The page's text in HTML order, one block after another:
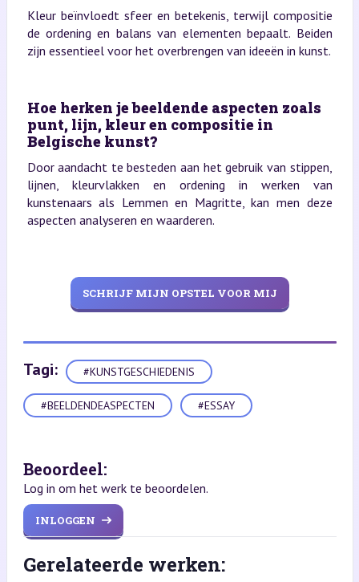
Kleur beïnvloedt sfeer en betekenis, terwijl compositie
de ordening en balans van elementen bepaalt. Beiden
zijn essentieel voor het overbrengen van ideeën in kunst.
Hoe herken je beeldende aspecten zoals
punt, lijn, kleur en compositie in
Belgische kunst?
Door aandacht te besteden aan het gebruik van stippen,
lijnen, kleurvlakken en ordening in werken van
kunstenaars als Lemmen en Magritte, kan men deze
aspecten analyseren en waarderen.
SCHRIJF MIJN OPSTEL VOOR MIJ
Tagi: #KUNSTGESCHIEDENIS
#BEELDENDEASPECTEN #ESSAY
Beoordeel:
Log in om het werk te beoordelen.
INLOGGEN
Gerelateerde werken: